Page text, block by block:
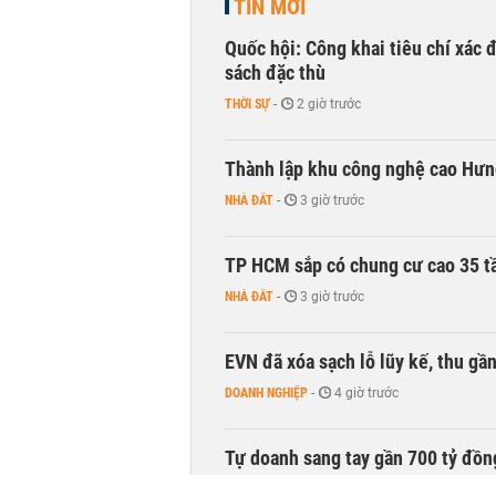
TIN MỚI
Quốc hội: Công khai tiêu chí xác
sách đặc thù
THỜI SỰ - 2 giờ trước
Thành lập khu công nghệ cao
NHÀ ĐẤT - 3 giờ trước
TP HCM sắp có chung cư cao 35
NHÀ ĐẤT - 3 giờ trước
EVN đã xóa sạch lỗ lũy kế, thu
DOANH NGHIỆP - 4 giờ trước
Tự doanh sang tay gần 700 tỷ